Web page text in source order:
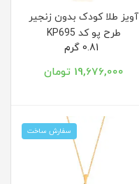
آویز طلا کودک بدون زنجیر
طرح پو کد KP695
19,676,000 تومان
سفارش ساخت